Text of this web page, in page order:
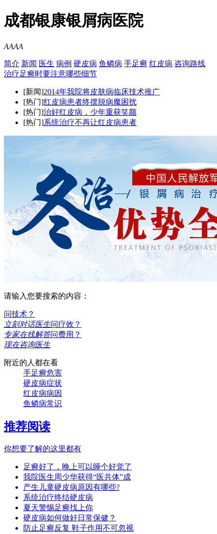
成都银康银屑病医院
AAAA
简介 新闻 医生 病例 硬皮病 鱼鳞病 手足癣 红皮病 咨询路线
治疗足癣时要注意哪些细节
[新闻]2014年我院将皮肤病临床技术推广
[热门]红皮病患者终摆脱病魔困扰
[热门]治好红皮病，少年重获笑颜
[热门]系统治疗不再让红皮病患者
请输入您要搜索的内容：
问技术？
立刻对话医生问疗效？
专家在线解答问费用？
现在咨询医生
附近的人都在看
手足癣危害
硬皮病症状
红皮病病因
鱼鳞病常识
推荐阅读
你想要了解的这里都有
足癣好了，晚上可以睡个好觉了
我院医生周少华获得“医共体”成
产生儿童硬皮病原因有哪些?
系统治疗终结硬皮病
夏天警惕足癣找上你
硬皮病如何做好日常保健？
防止足癣反复 鞋子作用不可忽视